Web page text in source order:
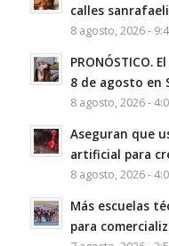
calles
8 agosto, 2026 -
PRONÓSTICO.
8 de agosto en
8 agosto, 2026 -
Aseguran que
artificial para
8 agosto, 2026 -
Más escuelas
para